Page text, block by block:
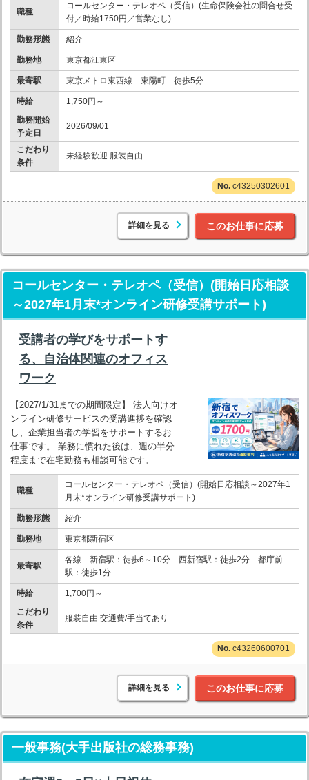
職種
コールセンター・テレオペ（受信）(生命保険会社の問合せ受
付／時給1750円／営業なし)
勤務形態 紹介
勤務地 東京都江東区
最寄駅 東京メトロ東西線 東陽町 徒歩5分
時給
1,750円～
勤務開始
予定日
2026/09/01
こだわり
条件
未経験歓迎 服装自由
c43250302601
詳細を見る このお仕事に応募
コールセンター・テレオペ（受信）(開始日応相談
～2027年1月末*オンライン研修受講サポート)
受講者の学びをサポートす
る、自治体関連のオフィス
ワーク
【2027/1/31までの期間限定】 法人向けオ
ンライン研修サービスの受講進捗を確認
し、企業担当者の学習をサポートするお
仕事です。 業務に慣れた後は、週の半分
程度まで在宅勤務も相談可能です。
職種
コールセンター・テレオペ（受信）(開始日応相談～2027年1
月末*オンライン研修受講サポート)
勤務形態 紹介
勤務地 東京都新宿区
最寄駅
各線 新宿駅：徒歩6～10分 西新宿駅：徒歩2分 都庁前
駅：徒歩1分
時給
1,700円～
こだわり
条件
服装自由 交通費/手当てあり
c43260600701
詳細を見る このお仕事に応募
一般事務(大手出版社の総務事務)